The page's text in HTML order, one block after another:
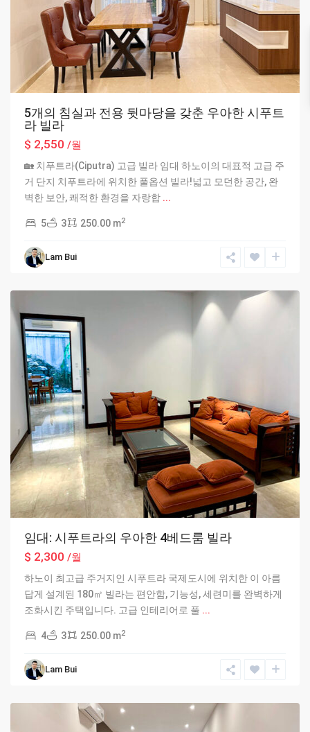
5개의 침실과 전용 뒷마당을 갖춘 우아한 시푸트
라 빌라
$ 2,550 /월
🏡 치푸트라(Ciputra) 고급 빌라 임대 하노이의 대표적 고급 주
거 단지 치푸트라에 위치한 풀옵션 빌라!넓고 모던한 공간, 완
벽한 보안, 쾌적한 환경을 자랑합 ...
5 3 250.00 m2
Lam Bui
Ciputra
Hanoi,
임대: 시푸트라의 우아한 4베드룸 빌라
$ 2,300 /월
하노이 최고급 주거지인 시푸트라 국제도시에 위치한 이 아름
답게 설계된 180㎡ 빌라는 편안함, 기능성, 세련미를 완벽하게
조화시킨 주택입니다. 고급 인테리어로 풀 ...
4 3 250.00 m2
Lam Bui
Ciputra
Hanoi,